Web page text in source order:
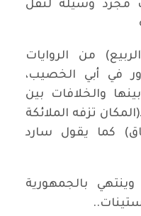
مجرد وسيلة لنقل
من الروايات
في أبي الخصيب،
والخلافات بين
تزفه الملائكة
كما يقول سارد
وينتهي بالجمهورية